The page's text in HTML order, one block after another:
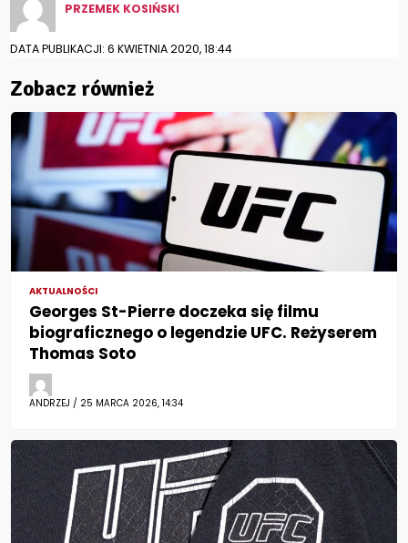
PRZEMEK KOSIŃSKI
DATA PUBLIKACJI: 6 KWIETNIA 2020, 18:44
Zobacz również
AKTUALNOŚCI
Georges St-Pierre doczeka się filmu
biograficznego o legendzie UFC. Reżyserem
Thomas Soto
ANDRZEJ / 25 MARCA 2026, 14:34